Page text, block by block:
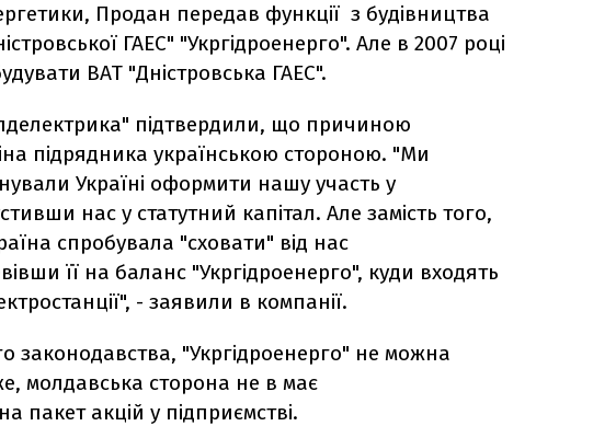
Продан передав функції з будівництва
ГАЕС" "Укргідроенерго". Але в 2007 році
ВАТ "Дністровська ГАЕС".
підтвердили, що причиною
підрядника українською стороною. "Ми
Україні оформити нашу участь у
нас у статутний капітал. Але замість того,
спробувала "сховати" від нас
її на баланс "Укргідроенерго", куди входять
- заявили в компанії.
законодавства, "Укргідроенерго" не можна
молдавська сторона не в має
пакет акцій у підприємстві.